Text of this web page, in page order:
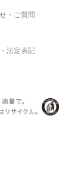
・ご質問
法定表記